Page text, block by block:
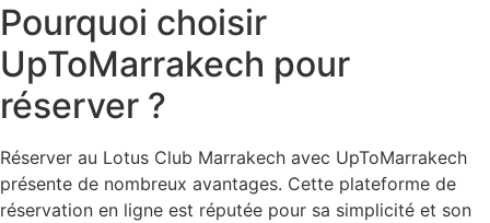
Pourquoi choisir
UpToMarrakech pour
réserver ?
Réserver au Lotus Club Marrakech avec UpToMarrakech
présente de nombreux avantages. Cette plateforme de
réservation en ligne est réputée pour sa simplicité et son